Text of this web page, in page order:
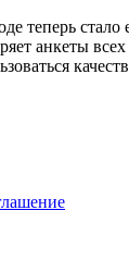
теперь
анкеты